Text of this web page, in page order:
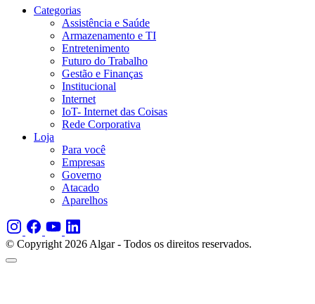
Categorias
Assistência e Saúde
Armazenamento e TI
Entretenimento
Futuro do Trabalho
Gestão e Finanças
Institucional
Internet
IoT- Internet das Coisas
Rede Corporativa
Loja
Para você
Empresas
Governo
Atacado
Aparelhos
© Copyright 2026 Algar - Todos os direitos reservados.